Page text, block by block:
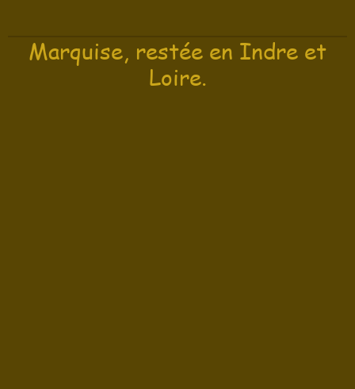
Marquise, restée en Indre et
Loire.